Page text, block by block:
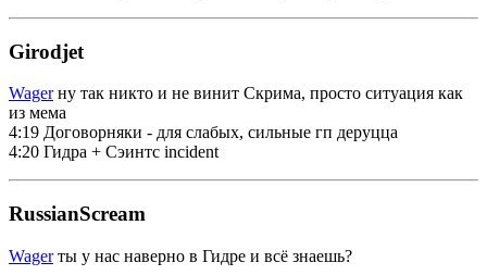
Girodjet
Wagerну так никто и не винит Скрима, просто ситуация как
из мема
4:19 Договорняки - для слабых, сильные гп деруцца
4:20 Гидра + Сэинтс incident
RussianScream
Wagerты у нас наверно в Гидре и всё знаешь?